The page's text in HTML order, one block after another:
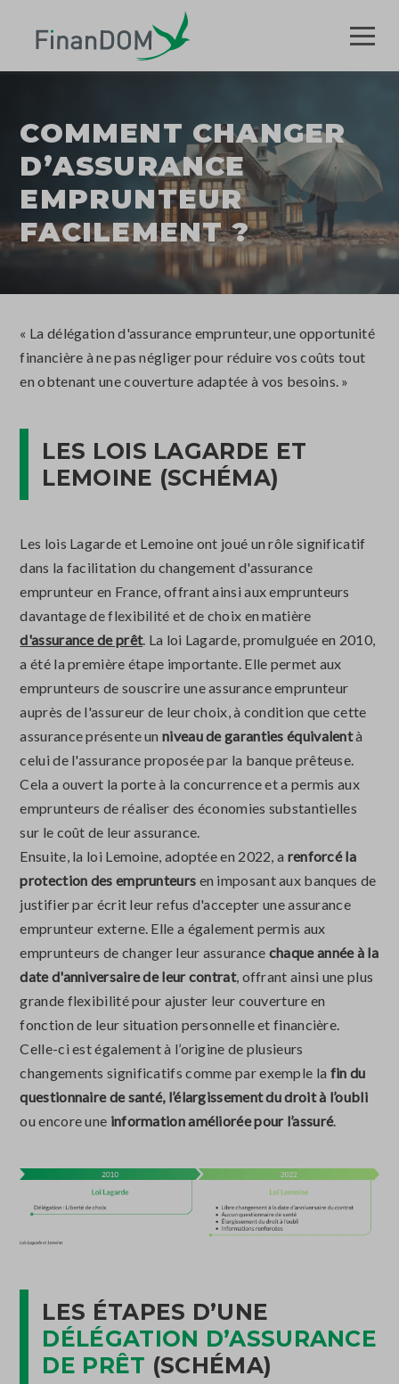
COMMENT CHANGER
D’ASSURANCE
EMPRUNTEUR
FACILEMENT ?
« La délégation d'assurance emprunteur, une opportunité
financière à ne pas négliger pour réduire vos coûts tout
en obtenant une couverture adaptée à vos besoins. »
LES LOIS LAGARDE ET
LEMOINE (SCHÉMA)
Les lois Lagarde et Lemoine ont joué un rôle significatif
dans la facilitation du changement d'assurance
emprunteur en France, offrant ainsi aux emprunteurs
davantage de flexibilité et de choix en matière
d'assurance de prêt. La loi Lagarde, promulguée en 2010,
a été la première étape importante. Elle permet aux
emprunteurs de souscrire une assurance emprunteur
auprès de l'assureur de leur choix, à condition que cette
assurance présente unniveau de garanties équivalentà
celui de l'assurance proposée par la banque prêteuse.
Cela a ouvert la porte à la concurrence et a permis aux
emprunteurs de réaliser des économies substantielles
sur le coût de leur assurance.
Ensuite, la loi Lemoine, adoptée en 2022, a renforcé la
protection des emprunteurs en imposant aux banques de
justifier par écrit leur refus d'accepter une assurance
emprunteur externe. Elle a également permis aux
emprunteurs de changer leur assurance chaque année à la
date d'anniversaire de leur contrat, offrant ainsi une plus
grande flexibilité pour ajuster leur couverture en
fonction de leur situation personnelle et financière.
Celle-ci est également à l’origine de plusieurs
changements significatifs comme par exemple la fin du
questionnaire de santé, l’élargissement du droit à l’oubli
ou encore une information améliorée pour l’assuré.
LES ÉTAPES D’UNE
DÉLÉGATION D’ASSURANCE
DE PRÊT (SCHÉMA)